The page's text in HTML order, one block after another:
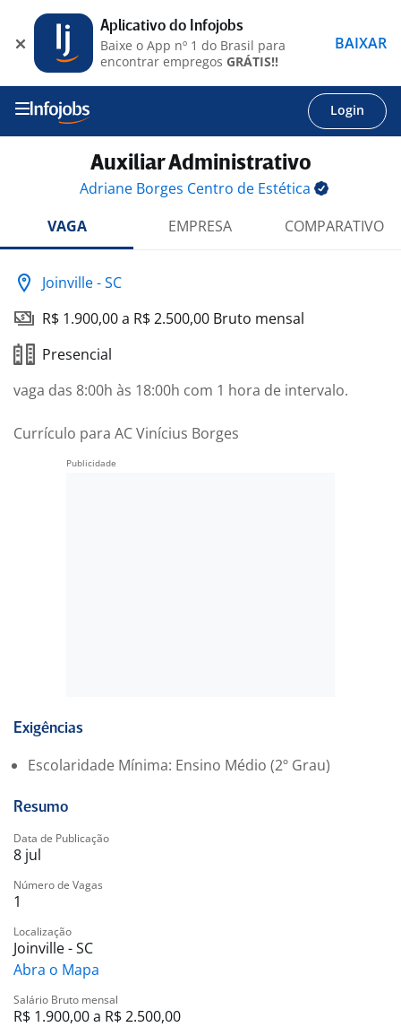
Login
Auxiliar Administrativo
Adriane Borges Centro de Estética
VAGA
EMPRESA COMPARATIVO
Joinville - SC
R$ 1.900,00 a R$ 2.500,00 Bruto mensal
Presencial
vaga das 8:00h às 18:00h com 1 hora de intervalo.
Currículo para AC Vinícius Borges
Exigências
Escolaridade Mínima: Ensino Médio (2º Grau)
Resumo
Data de Publicação
8 jul
Número de Vagas
1
Localização
Joinville - SC
Abra o Mapa
Salário Bruto mensal
R$ 1.900,00 a R$ 2.500,00
Aplicativo do Infojobs
Baixe o App nº 1 do Brasil para
encontrar empregos GRÁTIS!!
BAIXAR